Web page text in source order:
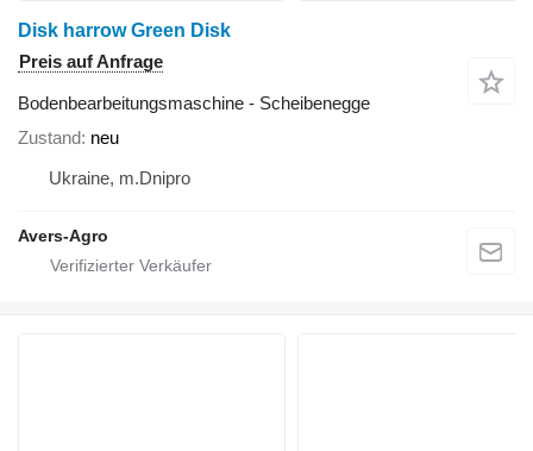
Disk harrow Green Disk
Preis auf Anfrage
Bodenbearbeitungsmaschine - Scheibenegge
Zustand neu
Ukraine, m.Dnipro
Avers-Agro